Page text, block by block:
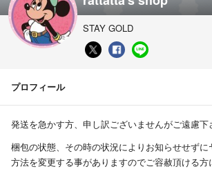
STAY GOLD
プロフィール
発送を急かす方、申し訳ございませんがご遠慮下
梱包の状態、その時の状況によりお知らせせず
方法を変更する事がありますのでご容赦頂ける方